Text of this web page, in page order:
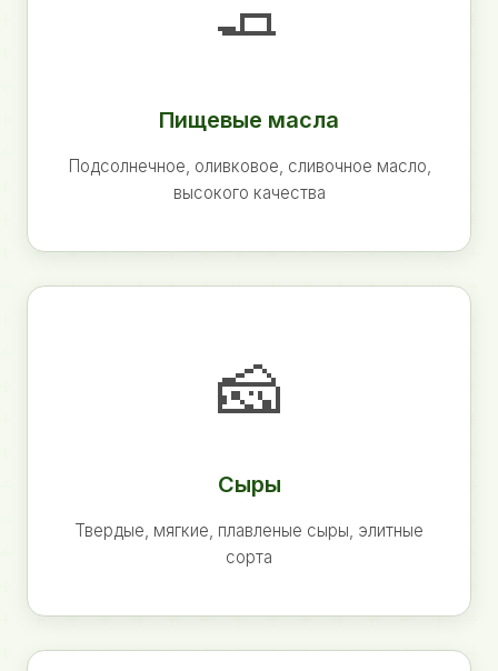
🧈
Пищевые масла
Подсолнечное, оливковое, сливочное масло,
высокого качества
🧀
Сыры
Твердые, мягкие, плавленые сыры, элитные
сорта